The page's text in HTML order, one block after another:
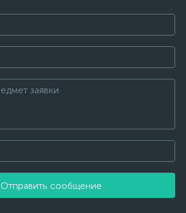
Отправить сообщение